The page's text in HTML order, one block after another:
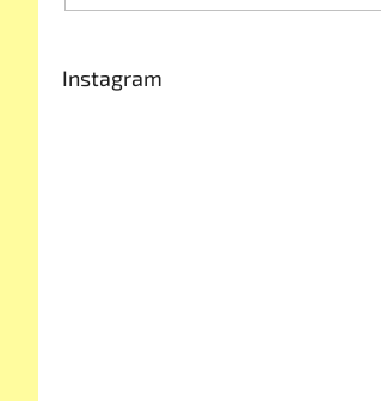
Instagram